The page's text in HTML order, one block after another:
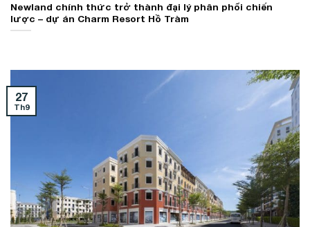
Newland chính thức trở thành đại lý phân phối chiến
lược – dự án Charm Resort Hồ Tràm
27
Th9